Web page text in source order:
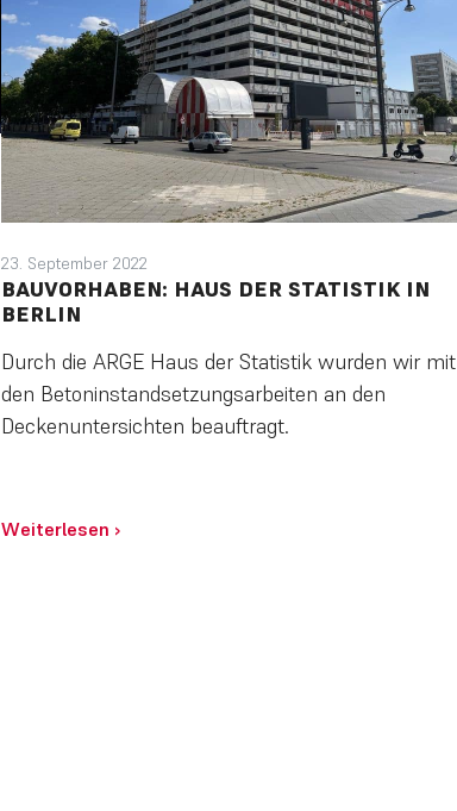
23. September 2022
BAUVORHABEN: HAUS DER STATISTIK IN
BERLIN
Durch die ARGE Haus der Statistik wurden wir mit
den Betoninstandsetzungsarbeiten an den
Deckenuntersichten beauftragt.
Weiterlesen ›